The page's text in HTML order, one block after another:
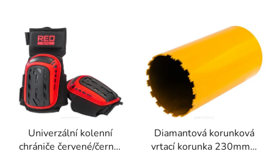
Univerzální kolenní
chrániče červené/černé,
Diamantová korunková
vrtací korunka 230mm x